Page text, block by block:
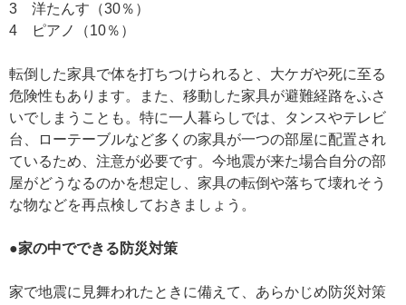
3 洋たんす（30％）
4 ピアノ（10％）
転倒した家具で体を打ちつけられると、大ケガや死に至る
危険性もあります。また、移動した家具が避難経路をふさ
いでしまうことも。特に一人暮らしでは、タンスやテレビ
台、ローテーブルなど多くの家具が一つの部屋に配置され
ているため、注意が必要です。今地震が来た場合自分の部
屋がどうなるのかを想定し、家具の転倒や落ちて壊れそう
な物などを再点検しておきましょう。
●家の中でできる防災対策
家で地震に見舞われたときに備えて、あらかじめ防災対策